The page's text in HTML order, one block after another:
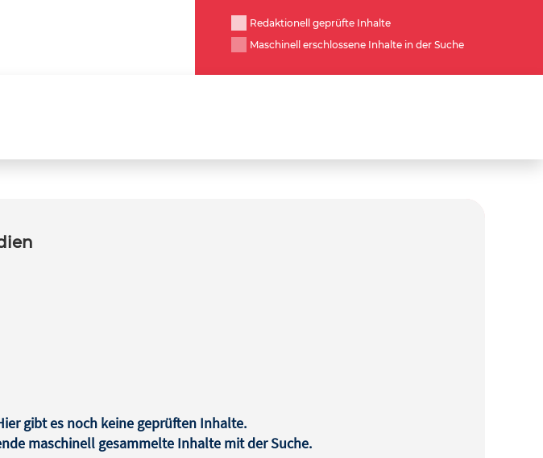
Redaktionell geprüfte Inhalte
Maschinell erschlossene Inhalte in der Suche
gibt es noch keine geprüften Inhalte.
maschinell gesammelte Inhalte mit der Suche.